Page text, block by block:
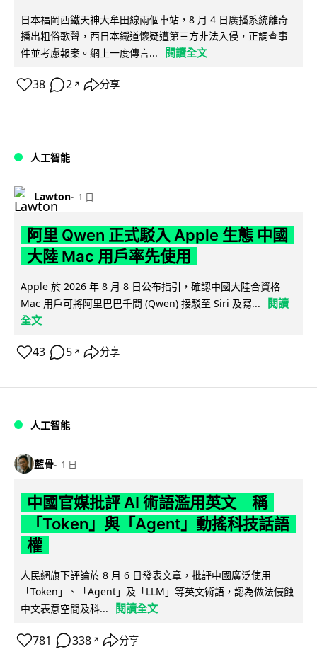
日本福岡西鐵天神大牟田線兩個車站，8 月 4 日廣播系統離奇
播出粗俗歌聲，西日本鐵道懷疑遭第三方非法入侵，正調查事
件並考慮報案。網上一度傳言...
閱讀全文
38 2 ↗ 分享
人工智能
Lawton 1 日
阿里 Qwen 正式駁入 Apple 生態 中國
大陸 Mac 用戶率先使用
Apple 於 2026 年 8 月 8 日公布指引，確認中國大陸合資格
Mac 用戶可將阿里巴巴千問 (Qwen) 接駁至 Siri 及寫...
閱讀
全文
43 5 ↗ 分享
人工智能
藍骨 1 日
中國官媒批評 AI 術語濫用英文 稱
「Token」與「Agent」動搖科技話語
權
人民網旗下評論於 8 月 6 日發表文章，批評中國廣泛使用
「Token」、「Agent」及「LLM」等英文術語，認為做法侵蝕
中文表意空間及科...
閱讀全文
781 338 ↗ 分享